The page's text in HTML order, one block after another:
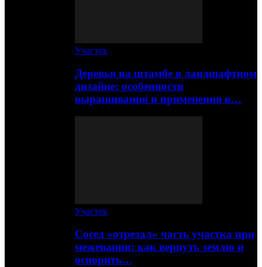
Участок
Деревья на штамбе в ландшафтном
дизайне: особенности
выращивания и применения в…
Участок
Сосед «отрезал» часть участка при
межевании: как вернуть землю и
оспорить…